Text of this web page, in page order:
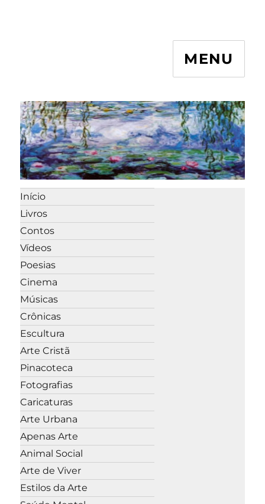
MENU
Início
Livros
Contos
Vídeos
Poesias
Cinema
Músicas
Crônicas
Escultura
Arte Cristã
Pinacoteca
Fotografias
Caricaturas
Arte Urbana
Apenas Arte
Animal Social
Arte de Viver
Estilos da Arte